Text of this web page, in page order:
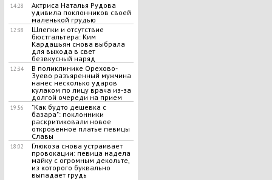
14:28
Актриса Наталья Рудова
удивила поклонников своей
маленькой грудью
12:38
Шлепки и отсутствие
бюстгальтера: Ким
Кардашьян снова выбрала
для выхода в свет
безвкусный наряд
12:34
В поликлинике Орехово-
Зуево разъяренный мужчина
нанес несколько ударов
кулаком по лицу врача из-за
долгой очереди на прием
19:56
"Как будто дешевка с
базара": поклонники
раскритиковали новое
откровенное платье певицы
Славы
18:02
Глюкоза снова устраивает
провокации: певица надела
майку с огромным декольте,
из которого буквально
выпадает грудь